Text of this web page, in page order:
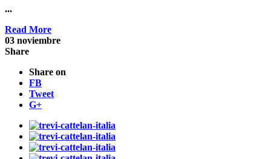
...
Read More
03 noviembre
Share
Share on
FB
Tweet
G+